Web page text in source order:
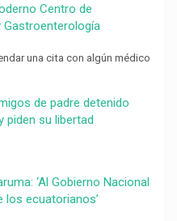
Centro de
Gastroenterología
una cita con algún médico
de padre detenido
piden su libertad
‘Al Gobierno Nacional
los ecuatorianos’